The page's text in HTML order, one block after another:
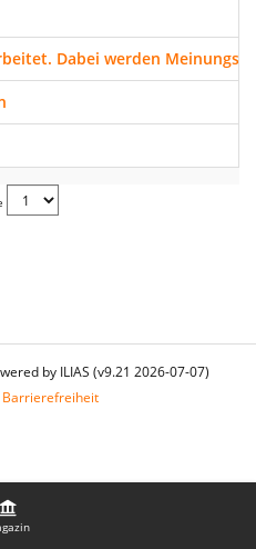
Dabei werden
by ILIAS (v9.21 2026-07-07)
Barrierefreiheit